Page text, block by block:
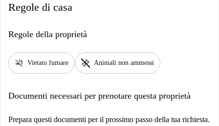
Regole di casa
Regole della proprietà
smoke_free Vietato fumare pet_supplies Animali non ammessi
Documenti necessari per prenotare questa proprietà
Prepara questi documenti per il prossimo passo della tua richiesta.